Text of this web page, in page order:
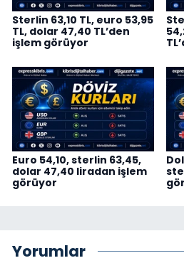
Sterlin 63,10 TL, euro 53,95
TL, dolar 47,40 TL’den
işlem görüyor
Euro 54,10, sterlin 63,45,
dolar 47,40 liradan işlem
görüyor
Yorumlar